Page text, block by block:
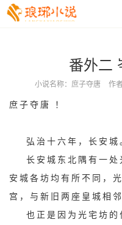
番外二
小说名称：庶子夺唐 作
庶子夺唐 ！
弘治十六年，长安城
长安城东北隅有一处
安城各坊均有所不同，
宫，与新旧两座皇城相
也正是因为光宅坊的